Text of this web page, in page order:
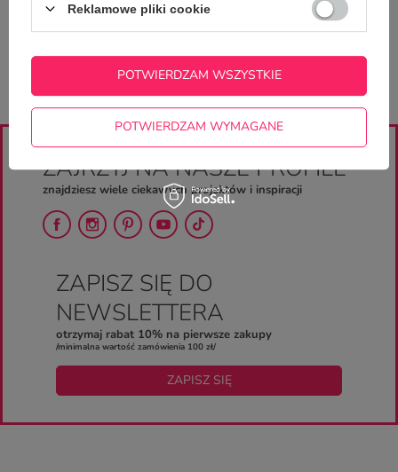
ZAJRZYJ NA NASZE PROFILE
znajdziesz wiele ciekawych projektów i inspiracji
ZAPISZ SIĘ DO
NEWSLETTERA
otrzymaj rabat 10% na pierwsze zakupy
/minimalna wartość zamówienia 100 zł/
ZAPISZ SIĘ
Reklamowe pliki cookie
POTWIERDZAM WYMAGANE
POTWIERDZAM WSZYSTKIE